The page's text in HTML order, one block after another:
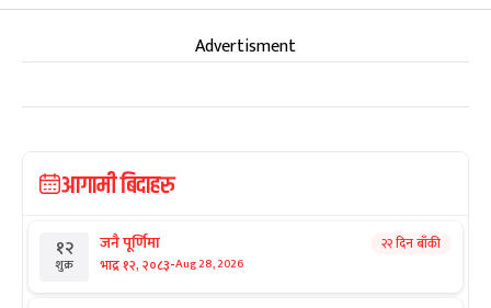
Advertisment
आगामी बिदाहरु
१२
शुक्र
जनै पूर्णिमा
भाद्र १२, २०८३-Aug 28, 2026
२२ दिन बाँकी